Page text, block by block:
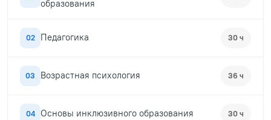
образования
02 Педагогика 30 ч
03 Возрастная психология 36 ч
04 Основы инклюзивного образования 30 ч